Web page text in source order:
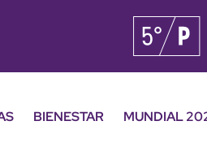
BIENESTAR
MUNDIAL